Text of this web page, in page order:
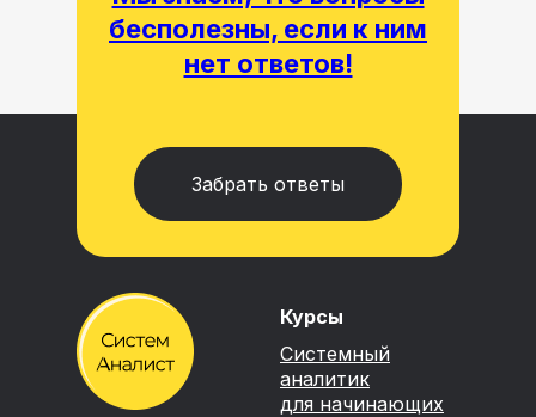
бесполезны, если к ним
нет ответов!
Забрать ответы
Курсы
Системный
аналитик
для начинающих